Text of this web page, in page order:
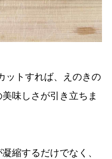
ットすれば、えのきの
味しさが引き立ちま
縮するだけでなく、